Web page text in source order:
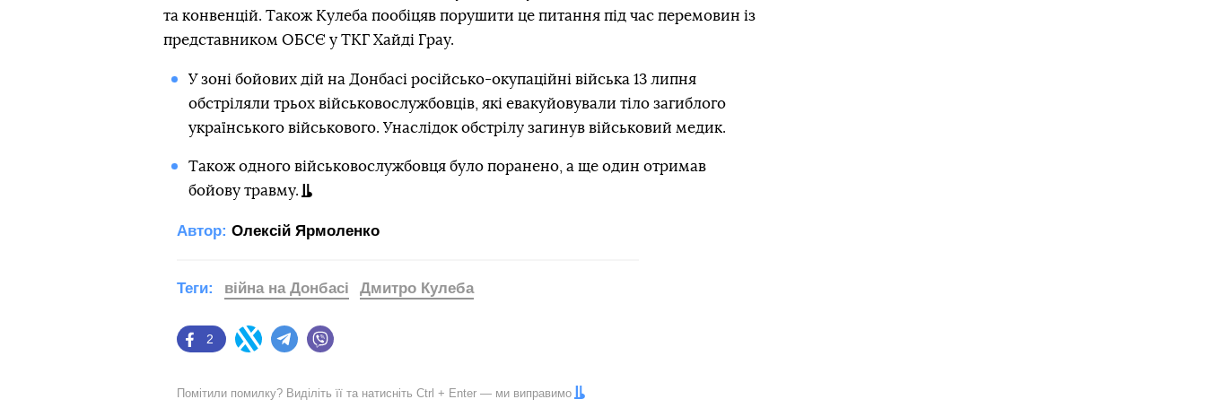
та конвенцій. Також Кулеба пообіцяв порушити це питання під час перемовин із
представником ОБСЄ у ТКГ Хайді Грау.
У зоні бойових дій на Донбасі російсько-окупаційні війська 13 липня
обстріляли трьох військовослужбовців, які евакуйовували тіло загиблого
українського військового. Унаслідок обстрілу загинув військовий медик.
Також одного військовослужбовця було поранено, а ще один отримав
бойову травму.
Автор: Олексій Ярмоленко
Facebook
2
Twitter Telegram
Теги: війна на Донбасі Дмитро Кулеба
Помітили помилку? Виділіть її та натисніть Ctrl + Enter — ми виправимо